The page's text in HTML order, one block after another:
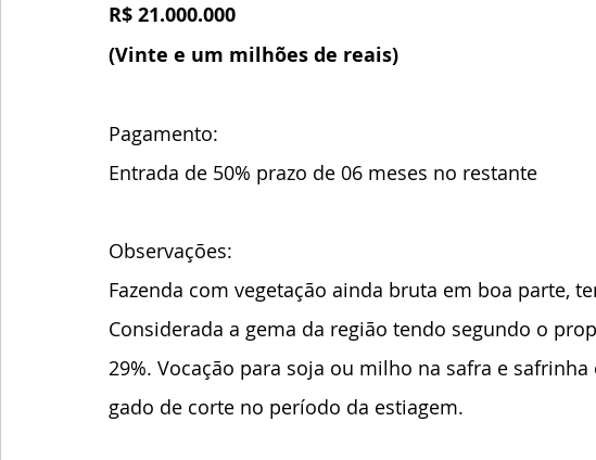
R$ 21.000.000
(Vinte e um milhões de reais)
Pagamento:
Entrada de 50% prazo de 06 meses no restante
Observações:
Fazenda com vegetação ainda bruta em boa parte,
Considerada a gema da região tendo segundo o
29%. Vocação para soja ou milho na safra e
gado de corte no período da estiagem.